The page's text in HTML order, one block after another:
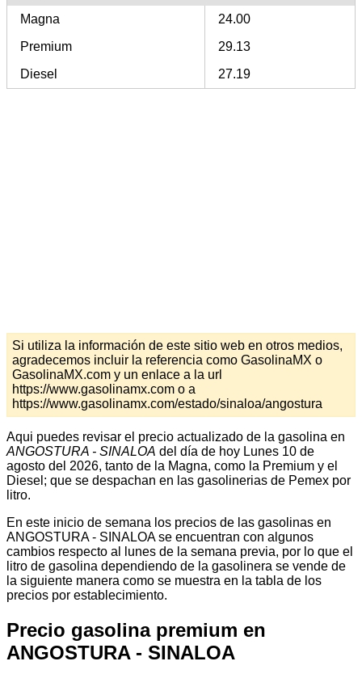
Magna
24.00
Premium
29.13
Diesel
27.19
Si utiliza la información de este sitio web en otros medios,
agradecemos incluir la referencia como GasolinaMX o
GasolinaMX.com y un enlace a la url
https://www.gasolinamx.com o a
https://www.gasolinamx.com/estado/sinaloa/angostura
Aqui puedes revisar el precio actualizado de la gasolina en
ANGOSTURA - SINALOA del día de hoy Lunes 10 de
agosto del 2026, tanto de la Magna, como la Premium y el
Diesel; que se despachan en las gasolinerias de Pemex por
litro.
En este inicio de semana los precios de las gasolinas en
ANGOSTURA - SINALOA se encuentran con algunos
cambios respecto al lunes de la semana previa, por lo que el
litro de gasolina dependiendo de la gasolinera se vende de
la siguiente manera como se muestra en la tabla de los
precios por establecimiento.
Precio gasolina premium en
ANGOSTURA - SINALOA